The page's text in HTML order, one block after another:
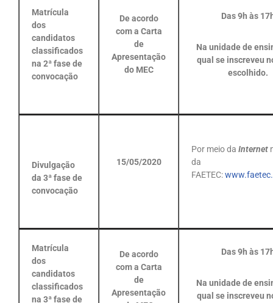
Matrícula
dos
candidatos
classificados
na 2ª fase de
convocação
De acordo
com a Carta
de
Apresentação
do MEC
Das 9h às
Na unidade de
qual se inscreveu
escolhido.
Divulgação
da 3ª fase de
convocação
15/05/2020
Por meio da Internet
da
FAETEC:
Matrícula
dos
candidatos
classificados
na 3ª fase de
De acordo
com a Carta
de
Apresentação
Das 9h às
Na unidade de
qual se inscreveu